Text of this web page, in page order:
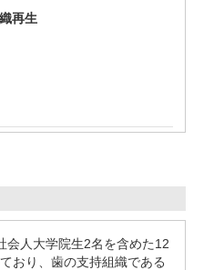
再生
会人大学院生2名を含めた12
おり、歯の支持組織である